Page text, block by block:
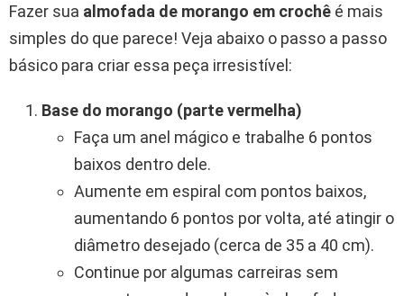
Fazer sua almofada de morango em crochê é mais
simples do que parece! Veja abaixo o passo a passo
básico para criar essa peça irresistível:
Base do morango (parte vermelha)
Faça um anel mágico e trabalhe 6 pontos
baixos dentro dele.
Aumente em espiral com pontos baixos,
aumentando 6 pontos por volta, até atingir o
diâmetro desejado (cerca de 35 a 40 cm).
Continue por algumas carreiras sem